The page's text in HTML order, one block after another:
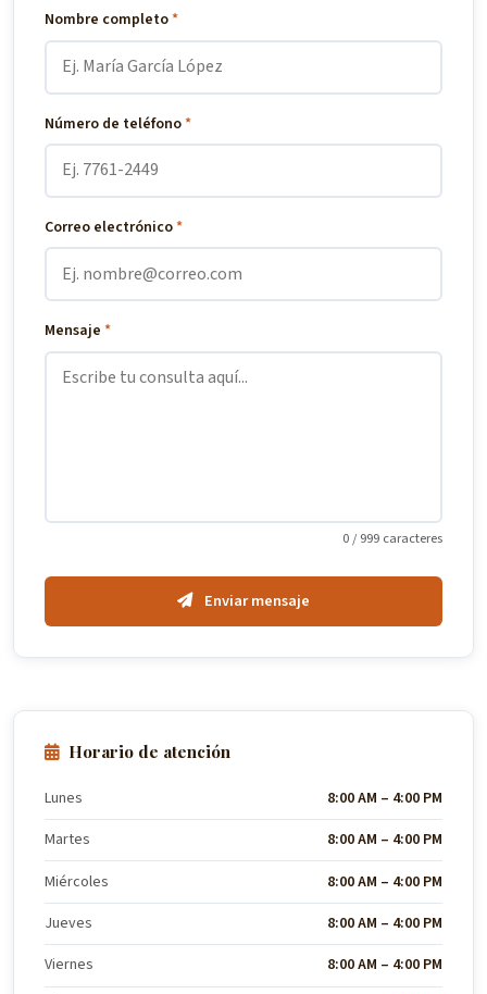
Nombre completo*
Número de teléfono*
Correo electrónico*
Mensaje *
0 / 999 caracteres
Enviar mensaje
Horario de atención
Lunes
8:00 AM – 4:00 PM
Martes
8:00 AM – 4:00 PM
Miércoles
8:00 AM – 4:00 PM
Jueves
8:00 AM – 4:00 PM
Viernes
8:00 AM – 4:00 PM